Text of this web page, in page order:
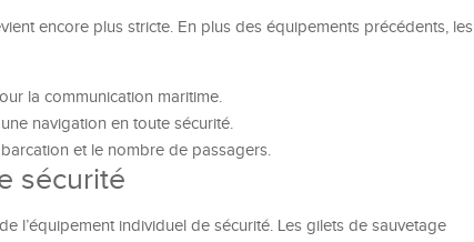
encore plus stricte. En plus des équipements précédents, les
la communication maritime.
navigation en toute sécurité.
et le nombre de passagers.
sécurité
l’équipement individuel de sécurité. Les gilets de sauvetage